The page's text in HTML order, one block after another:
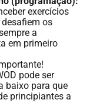
exercícios
os
a
em primeiro
pode ser
baixo para que
principiantes a